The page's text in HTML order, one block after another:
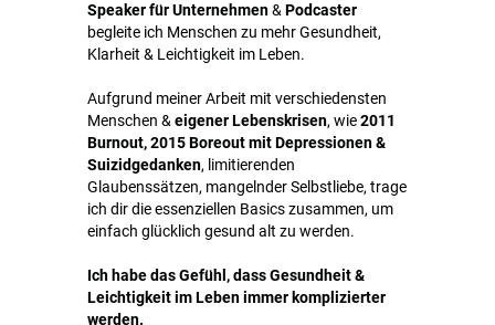
Speaker für Unternehmen&Podcaster
begleite ich Menschen zu mehr Gesundheit,
Klarheit & Leichtigkeit im Leben.
Aufgrund meiner Arbeit mit verschiedensten
Menschen &eigener Lebenskrisen, wie2011
Burnout, 2015 Boreout mit Depressionen &
Suizidgedanken, limitierenden
Glaubenssätzen, mangelnder Selbstliebe, trage
ich dir die essenziellen Basics zusammen, um
einfach glücklich gesund alt zu werden.
Ich habe das Gefühl, dass Gesundheit &
Leichtigkeit im Leben immer komplizierter
werden.